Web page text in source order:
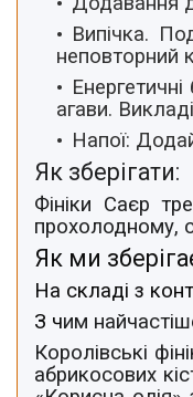
Випічка.
неповторний
агави.
Напої:
Як зберігати:
Фініки Саєр
прохолодному,
Як ми
На складі з
З чим
Королівські
абрикосових